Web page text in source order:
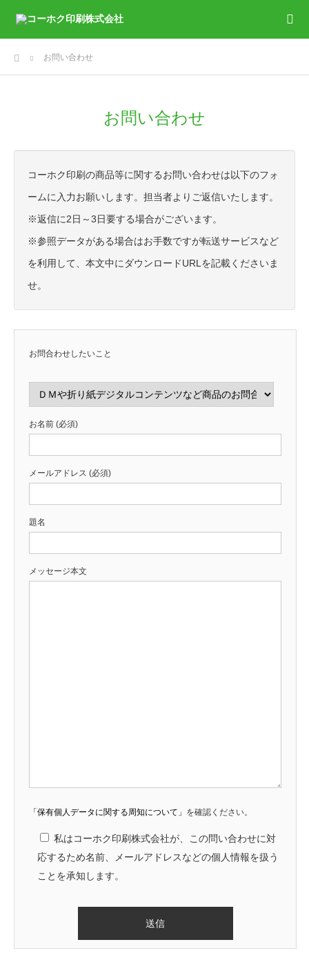
ホームお問い合わせ
お問い合わせ
コーホク印刷の商品等に関するお問い合わせは以下のフォ
ームに入力お願いします。担当者よりご返信いたします。
※返信に2日～3日要する場合がございます。
※参照データがある場合はお手数ですが転送サービスなど
を利用して、本文中にダウンロードURLを記載くださいま
せ。
お問合わせしたいこと
お名前 (必須)
メールアドレス (必須)
題名
メッセージ本文
「保有個人データに関する周知について」 を確認ください。
私はコーホク印刷株式会社が、この問い合わせに対
応するため名前、メールアドレスなどの個人情報を扱う
ことを承知します。